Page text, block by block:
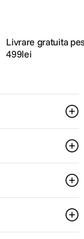
Livrare gratuita
499lei